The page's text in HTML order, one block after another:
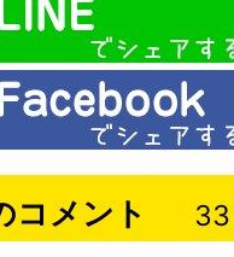
コメント 33